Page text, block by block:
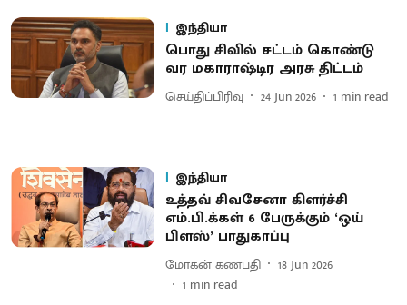
இந்தியா
பொது சிவில் சட்டம் கொண்டு
வர மகாராஷ்டிர அரசு திட்டம்
செய்திப்பிரிவு 24 Jun 2026 1 min read
இந்தியா
உத்தவ் சிவசேனா கிளர்ச்சி
எம்.பி.க்கள் 6 பேருக்கும் ‘ஒய்
பிளஸ்’ பாதுகாப்பு
மோகன் கணபதி
18 Jun 2026
1 min read